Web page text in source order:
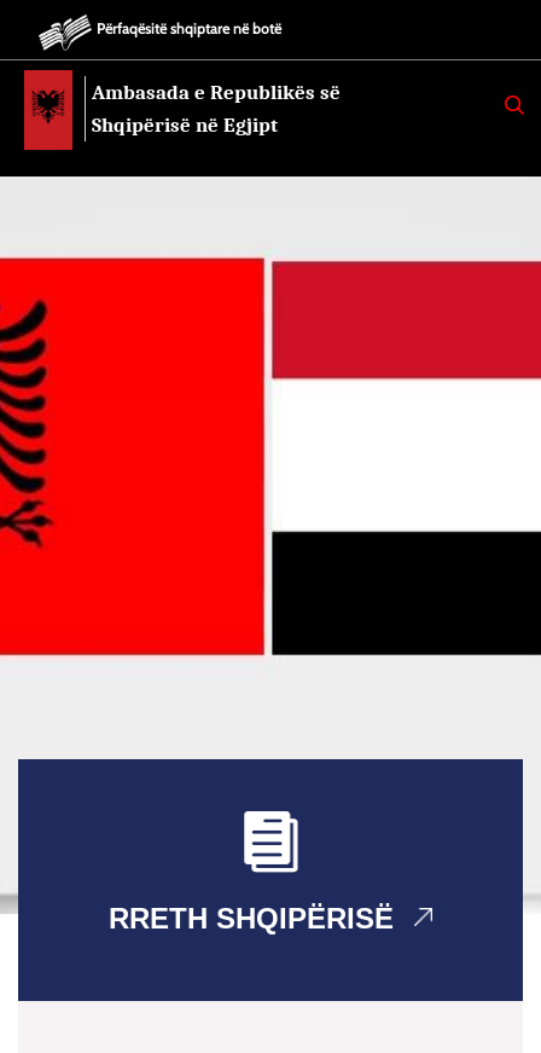
Përfaqësitë shqiptare në botë
Ambasada e Republikës së
Shqipërisë në Egjipt
K
E
RRETH SHQIPËRISË